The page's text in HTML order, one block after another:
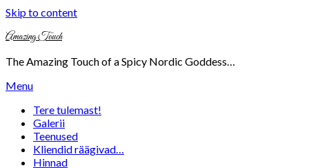
Skip to content
Amazing Touch
The Amazing Touch of a Spicy Nordic Goddess…
Menu
Tere tulemast!
Galerii
Teenused
Kliendid räägivad…
Hinnad